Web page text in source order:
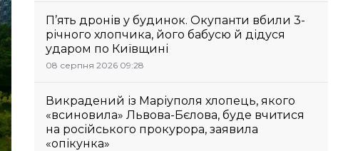
П’ять дронів у будинок. Окупанти вбили 3-
річного хлопчика, його бабусю й дідуся
ударом по Київщині
08 серпня 2026 09:28
Викрадений із Маріуполя хлопець, якого
«всиновила» Львова-Бєлова, буде вчитися
на російського прокурора, заявила
«опікунка»